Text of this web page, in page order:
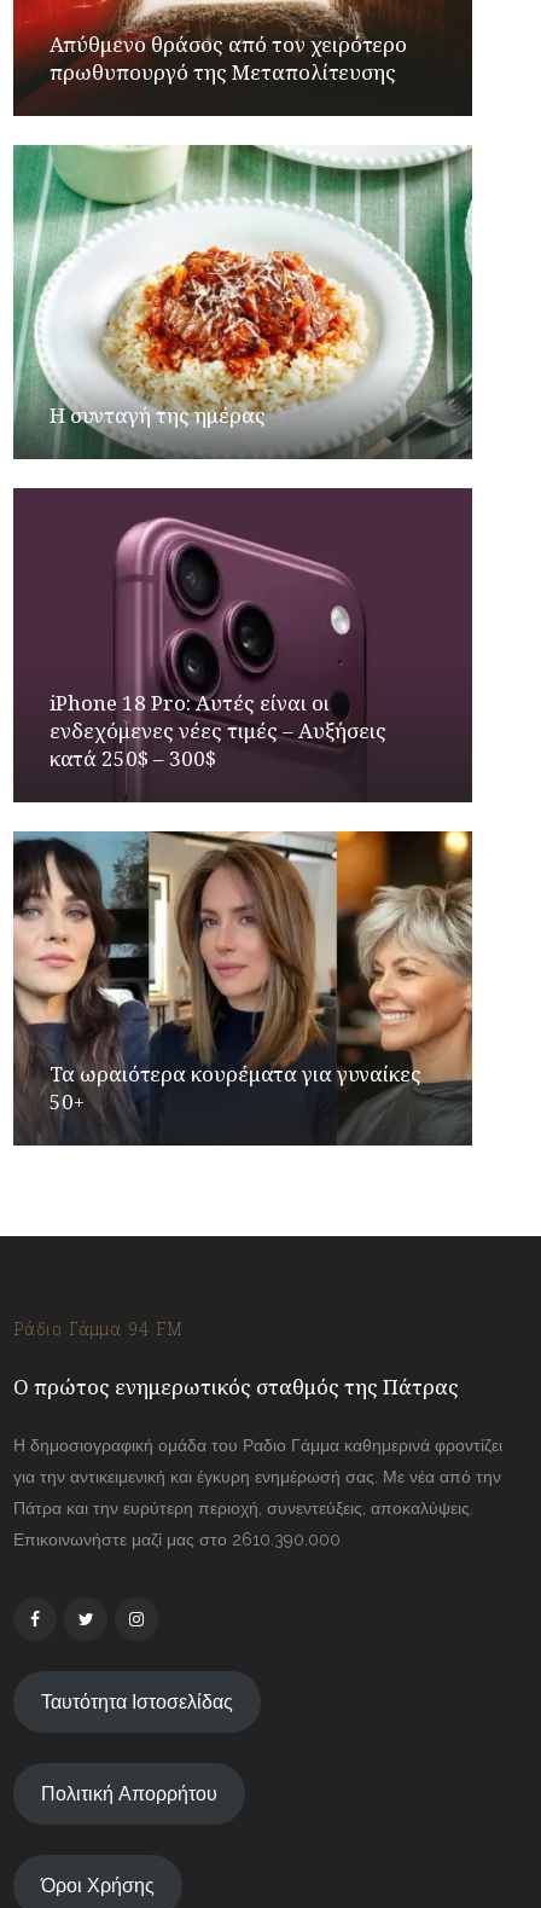
Απύθμενο θράσος από τον χειρότερο
πρωθυπουργό της Μεταπολίτευσης
Η συνταγή της ημέρας
iPhone 18 Pro: Αυτές είναι οι
ενδεχόμενες νέες τιμές – Αυξήσεις
κατά 250$ – 300$
Τα ωραιότερα κουρέματα για γυναίκες
50+
Ράδιο Γάμμα 94 FM
Ο πρώτος ενημερωτικός σταθμός της Πάτρας
Η δημοσιογραφική ομάδα του Ραδιο Γάμμα καθημερινά φροντίζει
για την αντικειμενική και έγκυρη ενημέρωσή σας. Με νέα από την
Πάτρα και την ευρύτερη περιοχή, συνεντεύξεις, αποκαλύψεις.
Επικοινωνήστε μαζί μας στο 2610.390.000
Ταυτότητα Ιστοσελίδας
Πολιτική Απορρήτου
Όροι Χρήσης